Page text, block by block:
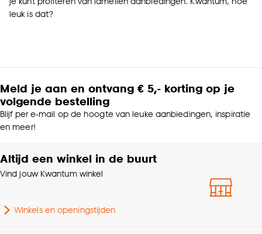
leuk is dat?
Meld je aan en ontvang € 5,- korting op je
volgende bestelling
Blijf per e-mail op de hoogte van leuke aanbiedingen, inspiratie
en meer!
Altijd een winkel in de buurt
Vind jouw Kwantum winkel
Winkels en openingstijden